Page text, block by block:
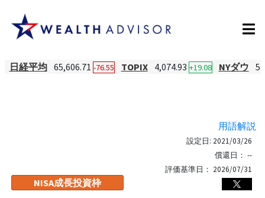
日経平均 65,606.71 -76.55 TOPIX 4,074.93 +19.08 NYダウ
用語解説
NISA成長投資枠
設定日: 2021/03/26
償還日： --
評価基準日： 2026/07/31